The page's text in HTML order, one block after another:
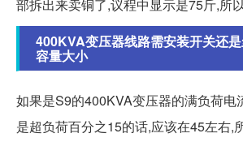
部拆出来卖铜了,议程中显示是75斤,所
400KVA变压器线路需安装开关还
容量大小
如果是S9的400KVA变压器的满负荷电
是超负荷百分之15的话,应该在45左右,